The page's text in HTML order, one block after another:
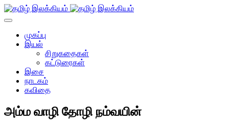
முகப்பு
இயல்
சிறுகதைகள்
கட்டுரைகள்
இசை
நாடகம்
கவிதை
அம்ம வாழி தோழி நம்வயின்